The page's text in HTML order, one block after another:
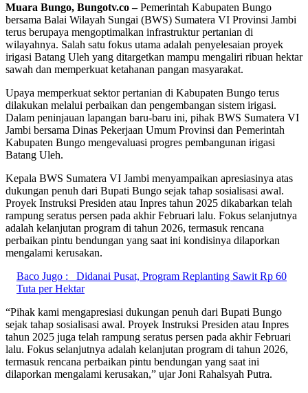
Muara Bungo, Bungotv.co –Pemerintah Kabupaten Bungo
bersama Balai Wilayah Sungai (BWS) Sumatera VI Provinsi Jambi
terus berupaya mengoptimalkan infrastruktur pertanian di
wilayahnya. Salah satu fokus utama adalah penyelesaian proyek
irigasi Batang Uleh yang ditargetkan mampu mengaliri ribuan hektar
sawah dan memperkuat ketahanan pangan masyarakat.
Upaya memperkuat sektor pertanian di Kabupaten Bungo terus
dilakukan melalui perbaikan dan pengembangan sistem irigasi.
Dalam peninjauan lapangan baru-baru ini, pihak BWS Sumatera VI
Jambi bersama Dinas Pekerjaan Umum Provinsi dan Pemerintah
Kabupaten Bungo mengevaluasi progres pembangunan irigasi
Batang Uleh.
Kepala BWS Sumatera VI Jambi menyampaikan apresiasinya atas
dukungan penuh dari Bupati Bungo sejak tahap sosialisasi awal.
Proyek Instruksi Presiden atau Inpres tahun 2025 dikabarkan telah
rampung seratus persen pada akhir Februari lalu. Fokus selanjutnya
adalah kelanjutan program di tahun 2026, termasuk rencana
perbaikan pintu bendungan yang saat ini kondisinya dilaporkan
mengalami kerusakan.
Baco Jugo :
Didanai Pusat, Program Replanting Sawit Rp 60
Tuta per Hektar
“Pihak kami mengapresiasi dukungan penuh dari Bupati Bungo
sejak tahap sosialisasi awal. Proyek Instruksi Presiden atau Inpres
tahun 2025 juga telah rampung seratus persen pada akhir Februari
lalu. Fokus selanjutnya adalah kelanjutan program di tahun 2026,
termasuk rencana perbaikan pintu bendungan yang saat ini
dilaporkan mengalami kerusakan,” ujar Joni Rahalsyah Putra.